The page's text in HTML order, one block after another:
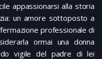
appassionarsi alla storia
un amore sottoposto a
professionale di
ormai una donna
vigile del padre di lei